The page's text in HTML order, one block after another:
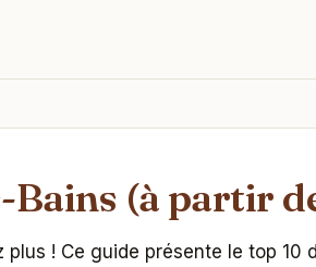
Bains (à partir
! Ce guide présente le top 10